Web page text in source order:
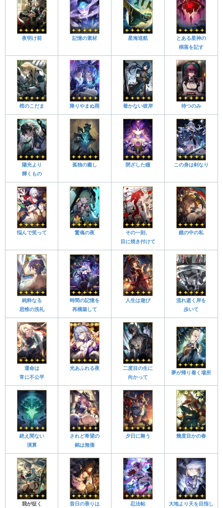
夜明け前 記憶の素材 星海巡航
とある星神の
殞落を記す
棺のこだま 降りやまぬ雨 着かない彼岸 待つのみ
陽光より
輝くもの
孤独の癒し 閉ざした瞳 この身は剣なり
悩んで笑って 驚魂の夜
その一刻、
目に焼き付けて
鏡の中の私
純粋なる
思惟の洗礼
時間の記憶を
再構築して
人生は遊び
流れ逝く岸を
歩いて
運命は
常に不公平
光あふれる夜
二度目の生に
向かって
夢が帰り着く場所
絶え間ない
演算
されど希望の
銘は無価
夕日に舞う 幾度目かの春
我が征く 昔日の香りは 忍法帖 大地より天を目指し